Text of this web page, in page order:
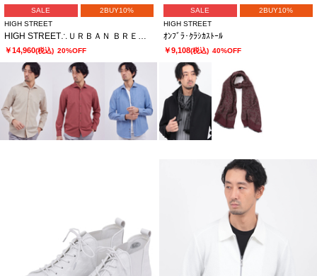
SALE
2BUY10%
HIGH STREET
HIGH STREET∴ＵＲＢＡＮ ＢＲＥＥＺＥカッタウェイシャツ
￥14,960(税込) 20%OFF
SALE
2BUY10%
HIGH STREET
ｵﾝﾌﾞﾗ･ｸﾗｼｶｽﾄｰﾙ
￥9,108(税込) 40%OFF